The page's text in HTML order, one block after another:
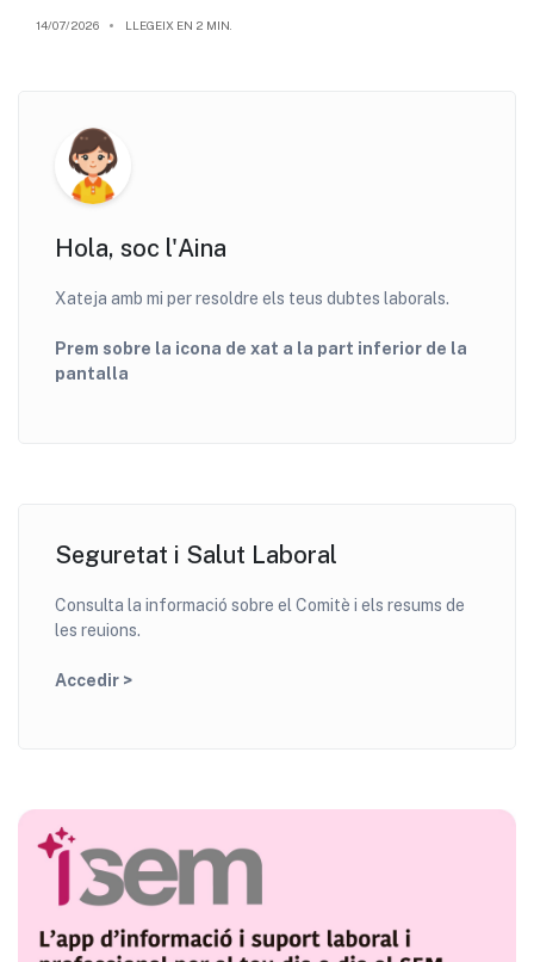
14/07/2026 LLEGEIX EN 2 MIN.
Hola, soc l'Aina
Xateja amb mi per resoldre els teus dubtes laborals.
Prem sobre la icona de xat a la part inferior de la
pantalla
Seguretat i Salut Laboral
Consulta la informació sobre el Comitè i els resums de
les reuions.
Accedir >